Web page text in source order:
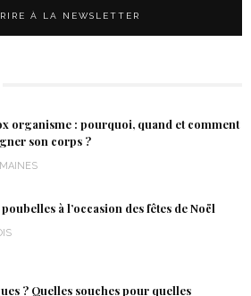
organisme : pourquoi, quand et comment
son corps ?
à l’occasion des fêtes de Noël
? Quelles souches pour quelles